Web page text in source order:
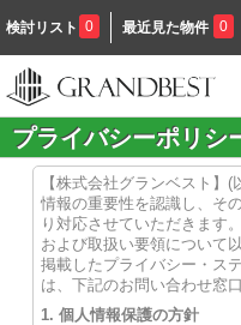
検討リスト 0 最近見た物件 0
プライバシーポリシ
【株式会社グランベスト】
情報の重要性を認識し、そ
り対応させていただきます
および取扱い要領について
掲載したプライバシー・ス
は、下記のお問い合わせ窓
1. 個人情報保護の方針